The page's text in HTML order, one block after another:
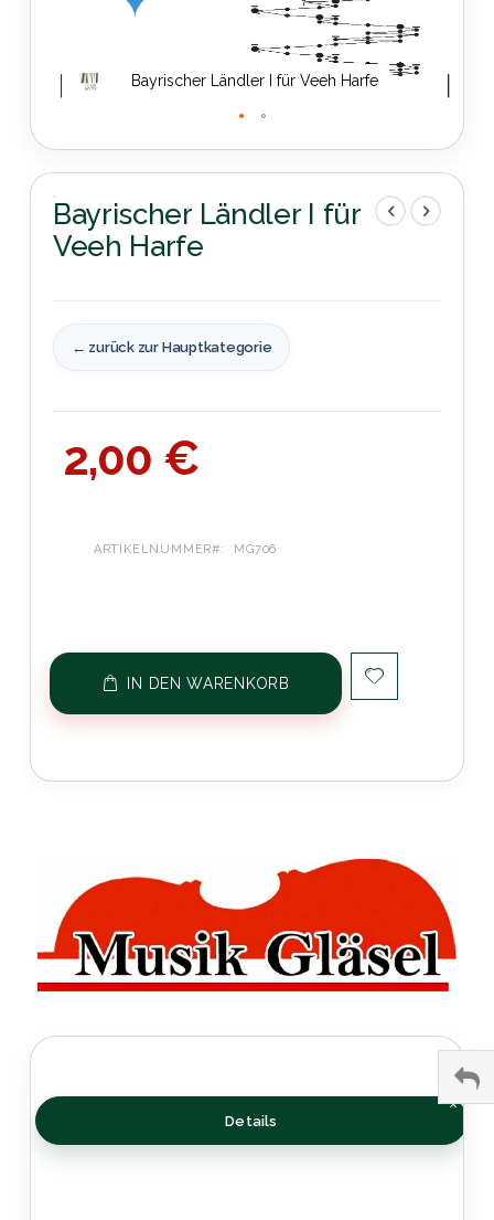
Bayrischer Ländler I für Veeh Harfe
Zum
Anfang
der
Bildergalerie
springen
Bayrischer Ländler I für
Veeh Harfe
← zurück zur Hauptkategorie
2,00 €
ARTIKELNUMMER MG706
IN DEN WARENKORB
Details